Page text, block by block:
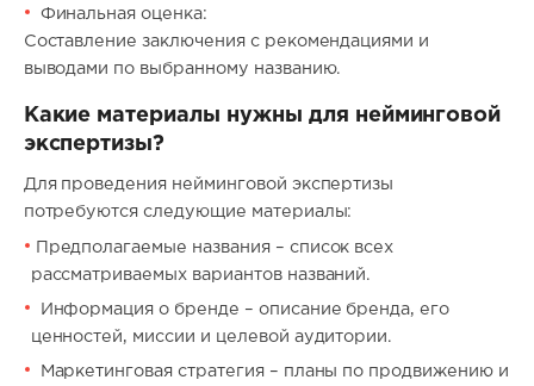
Финальная оценка:
Составление заключения с рекомендациями и
выводами по выбранному названию.
Какие материалы нужны для нейминговой
экспертизы?
Для проведения нейминговой экспертизы
потребуются следующие материалы:
Предполагаемые названия – список всех
рассматриваемых вариантов названий.
Информация о бренде – описание бренда, его
ценностей, миссии и целевой аудитории.
Маркетинговая стратегия – планы по продвижению и